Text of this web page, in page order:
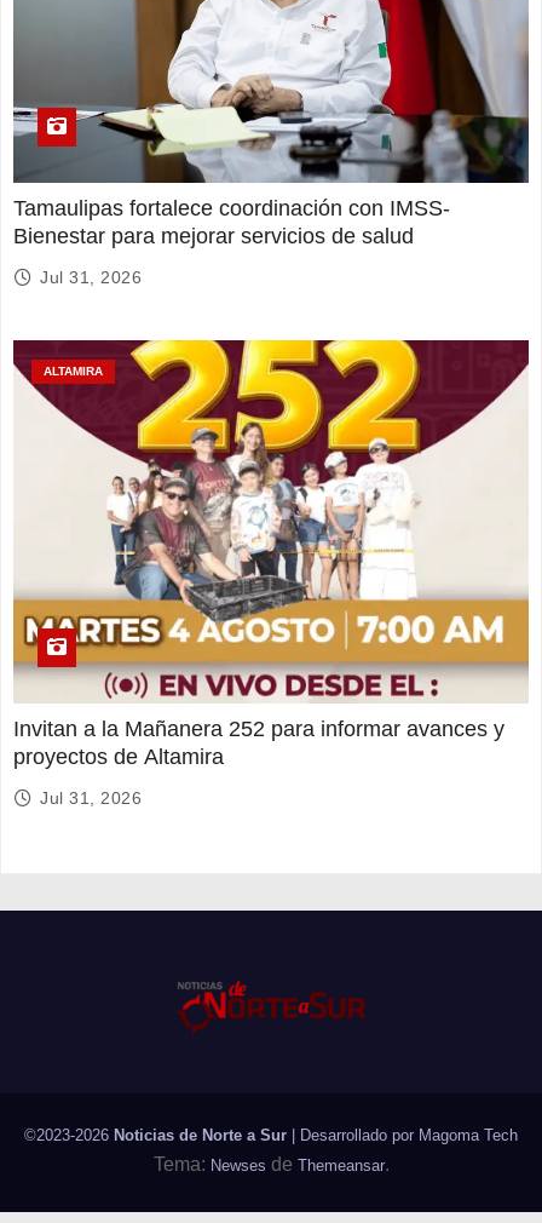
Tamaulipas fortalece coordinación con IMSS-
Bienestar para mejorar servicios de salud
Jul 31, 2026
ALTAMIRA
Invitan a la Mañanera 252 para informar avances y
proyectos de Altamira
Jul 31, 2026
©2023-2026 Noticias de Norte a Sur | Desarrollado por Magoma Tech
Tema: Newses de Themeansar.